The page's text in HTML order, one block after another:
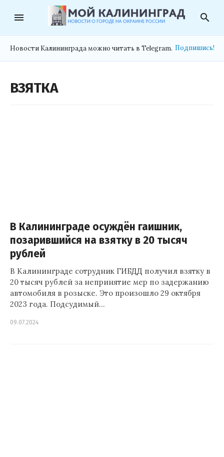
menu search
Новости Калининграда можно читать в Telegram. Подпишись!
ВЗЯТКА
В Калининграде осуждён гаишник,
позарившийся на взятку в 20 тысяч
рублей
В Калининграде сотрудник ГИБДД получил взятку в
20 тысяч рублей за непринятие мер по задержанию
автомобиля в розыске. Это произошло 29 октября
2023 года. Подсудимый…
09.07.2024